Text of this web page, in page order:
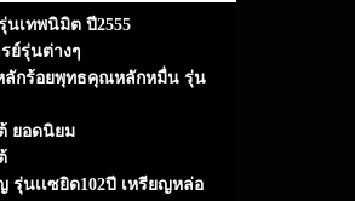
เทพนิมิต ปี2555
ย์รุ่นต่างๆ
ลักร้อยพุทธคุณหลักหมื่น รุ่น
ยอดนิยม
นเเซยิด102ปี เหรียญหล่อ